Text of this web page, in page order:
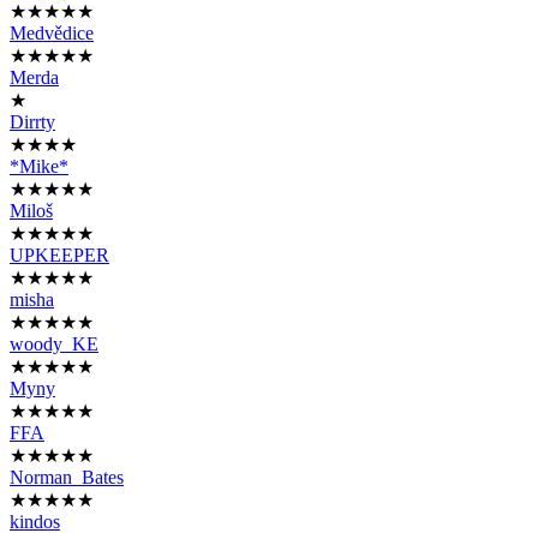
★★★★★
Medvědice
★★★★★
Merda
★
Dirrty
★★★★
*Mike*
★★★★★
Miloš
★★★★★
UPKEEPER
★★★★★
misha
★★★★★
woody_KE
★★★★★
Myny
★★★★★
FFA
★★★★★
Norman_Bates
★★★★★
kindos